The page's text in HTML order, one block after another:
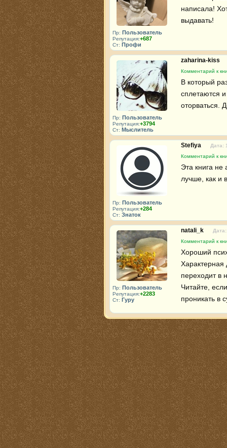
Пр: Пользователь
Репутация:+687
Ст: Профи
написала!
выдавать!
Пр: Пользователь
Репутация:+3794
Ст: Мыслитель
zaharina-kiss
Комментарий к
В который
сплетаются
оторваться.
Пр: Пользователь
Репутация:+284
Ст: Знаток
Stefiya
Дата:
Комментарий к
Эта книга
лучше, как и
Пр: Пользователь
Репутация:+2283
Ст: Гуру
natali_k
Комментарий к
Хороший
Характерная
переходит в
Читайте,
проникать в